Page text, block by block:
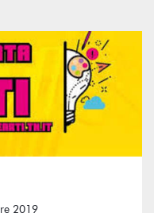
2019